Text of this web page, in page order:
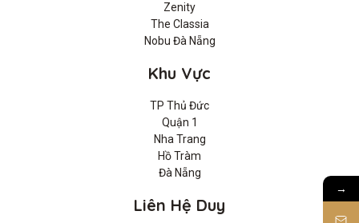
Zenity
The Classia
Nobu Đà Nẵng
Khu Vực
TP Thủ Đức
Quận 1
Nha Trang
Hồ Tràm
Đà Nẵng
Liên Hệ Duy
→